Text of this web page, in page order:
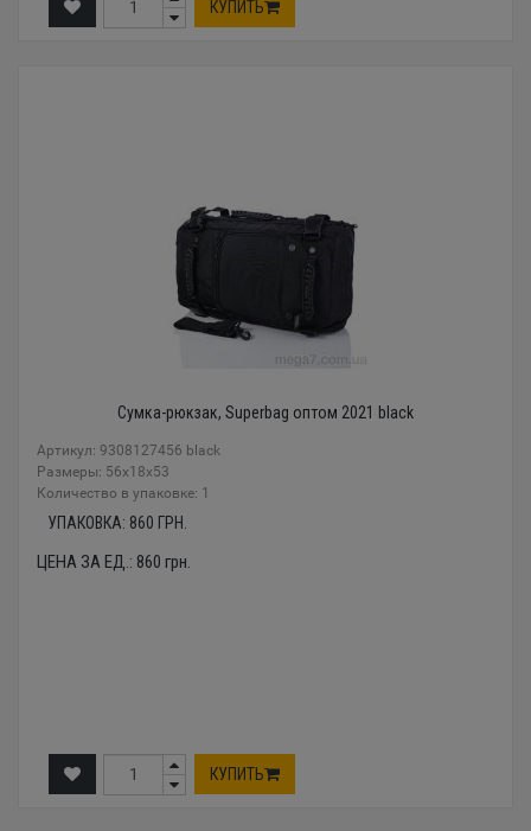
КУПИТЬ
Сумка-рюкзак, Superbag оптом 2021 black
Артикул: 9308127456 black
Размеры: 56x18x53
Количество в упаковке: 1
УПАКОВКА: 860 ГРН.
ЦЕНА ЗА ЕД.: 860 грн.
КУПИТЬ